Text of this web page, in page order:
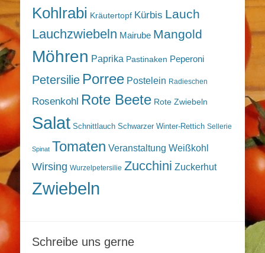
Kohlrabi Kräutertopf Kürbis Lauch
Lauchzwiebeln Mairube Mangold
Möhren Paprika Pastinaken Peperoni
Petersilie Porree Postelein Radieschen
Rosenkohl Rote Beete Rote Zwiebeln
Salat Schnittlauch Schwarzer Winter-Rettich Sellerie
Spinat Tomaten Veranstaltung Weißkohl
Wirsing Wurzelpetersilie Zucchini Zuckerhut
Zwiebeln
Schreibe uns gerne